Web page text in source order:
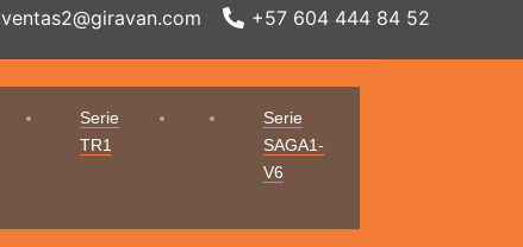
ventas2@giravan.com +57 604 444 84 52
Serie
TR1
Serie
SAGA1-
V6